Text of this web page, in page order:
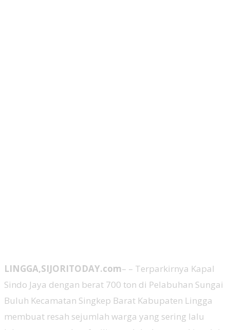
LINGGA,SIJORITODAY.com– – Terparkirnya Kapal
Sindo Jaya dengan berat 700 ton di Pelabuhan Sungai
Buluh Kecamatan Singkep Barat Kabupaten Lingga
membuat resah sejumlah warga yang sering lalu